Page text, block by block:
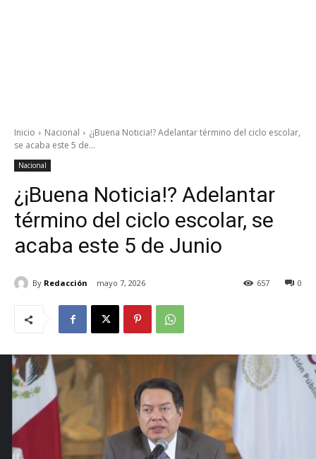
Inicio Nacional
¿¡Buena Noticia!? Adelantar término del ciclo escolar,
se acaba este 5 de...
Nacional
¿¡Buena Noticia!? Adelantar
término del ciclo escolar, se
acaba este 5 de Junio
By Redacción mayo 7, 2026 0
657